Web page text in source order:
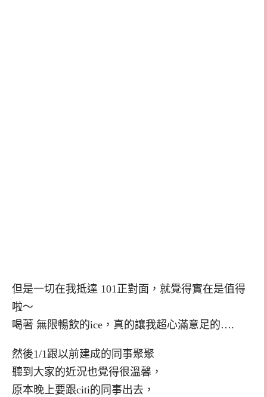
但是一切在我抵達 101正對面，就覺得實在是值得
啦～
喝著 無限暢飲的ice，真的讓我超心滿意足的….
然後1/1跟以前建成的同事聚聚
聽到大家的近況也覺得很溫馨，
原本晚上要跟citi的同事出去，